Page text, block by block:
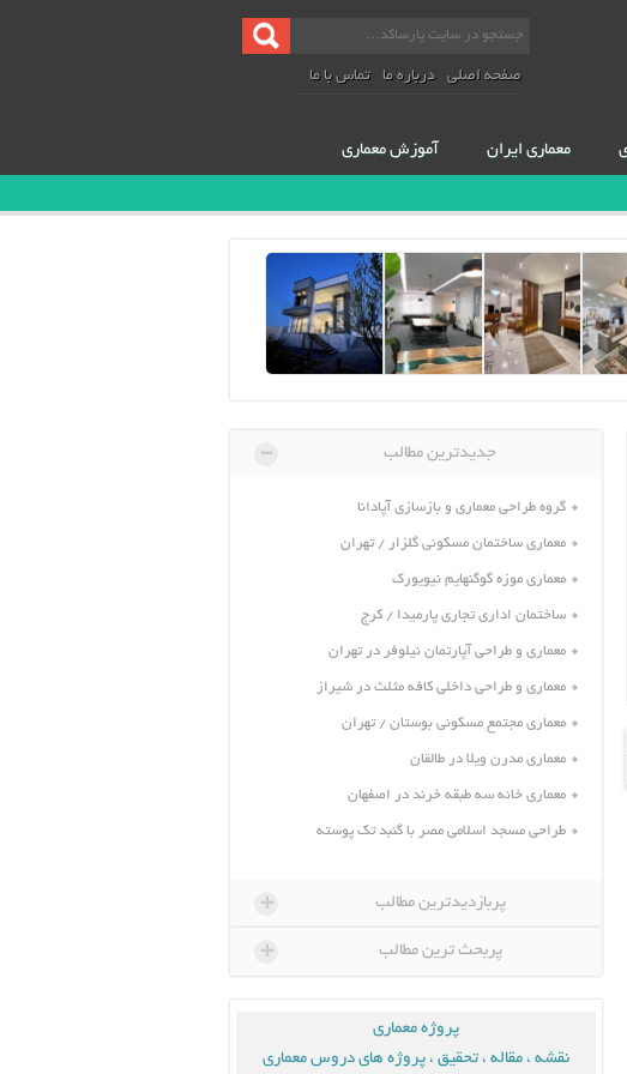
صفحه اصلی درباره ما تماس با ما
معماری ایران آموزش معماری
جدیدترین مطالب -
گروه طراحی معماری و بازسازی آپادانا
معماری ساختمان مسکونی گلزار / تهران
معماری موزه گوگنهایم نیویورک
ساختمان اداری تجاری پارمیدا / کرج
معماری و طراحی آپارتمان نیلوفر در تهران
معماری و طراحی داخلی کافه مثلث در شیراز
معماری مجتمع مسکونی بوستان / تهران
معماری مدرن ویلا در طالقان
معماری خانه سه طبقه خرند در اصفهان
طراحی مسجد اسلامی مصر با گنبد تک پوسته
پربازدیدترین مطالب +
پربحث ترین مطالب +
پروژه معماری
نقشه ، مقاله ، تحقیق ، پروژه های دروس معماری